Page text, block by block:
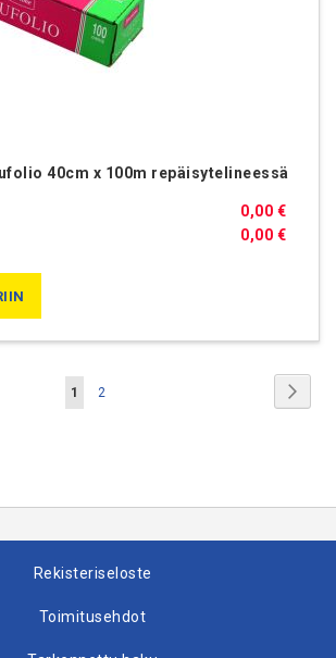
40cm x 100m repäisytelineessä
0,00 €
0,00 €
Sivu
You're
1 Sivu
2
Rekisteriseloste
Toimitusehdot